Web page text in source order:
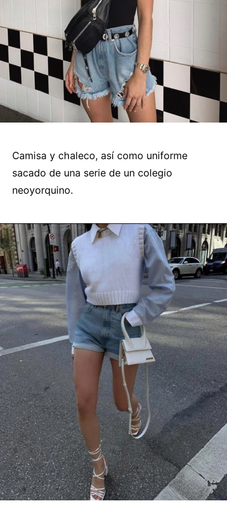
Camisa y chaleco, así como uniforme
sacado de una serie de un colegio
neoyorquino.